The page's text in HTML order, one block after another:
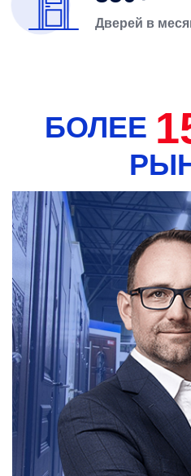
Дверей в
БОЛЕЕ